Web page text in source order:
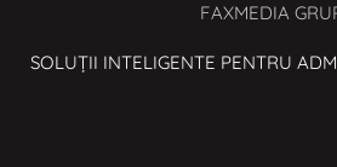
FAXMEDIA
SOLUȚII INTELIGENTE PENTRU